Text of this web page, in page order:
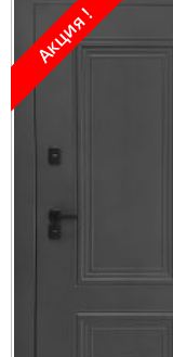
Акция !